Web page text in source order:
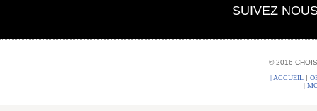
SUIVEZ
© 2016
| ACCUEIL |
|